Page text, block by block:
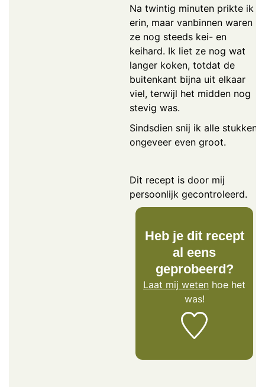
Na twintig minuten prikte ik
erin, maar vanbinnen waren
ze nog steeds kei- en
keihard. Ik liet ze nog wat
langer koken, totdat de
buitenkant bijna uit elkaar
viel, terwijl het midden nog
stevig was.
Sindsdien snij ik alle stukken
ongeveer even groot.
Dit recept is door mij
persoonlijk gecontroleerd.
Heb je dit recept
al eens
geprobeerd?
Laat mij weten hoe het
was!